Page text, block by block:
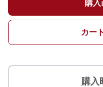
購入
カー
購入